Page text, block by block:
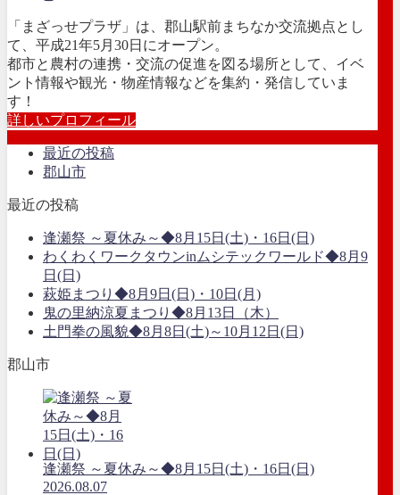
「まざっせプラザ」は、郡山駅前まちなか交流拠点とし
て、平成21年5月30日にオープン。
都市と農村の連携・交流の促進を図る場所として、イベ
ント情報や観光・物産情報などを集約・発信していま
す！
詳しいプロフィール
最近の投稿
郡山市
最近の投稿
逢瀬祭 ～夏休み～◆8月15日(土)・16日(日)
わくわくワークタウンinムシテックワールド◆8月9
日(日)
萩姫まつり◆8月9日(日)・10日(月)
鬼の里納涼夏まつり◆8月13日（木）
土門拳の風貌◆8月8日(土)～10月12日(日)
郡山市
逢瀬祭 ～夏休み～◆8月15日(土)・16日(日)
2026.08.07